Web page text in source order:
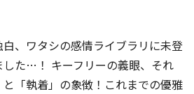
、ワタシの感情ライブラリに未登
た…！ キーフリーの義眼、それ
「執着」の象徴！これまでの優雅